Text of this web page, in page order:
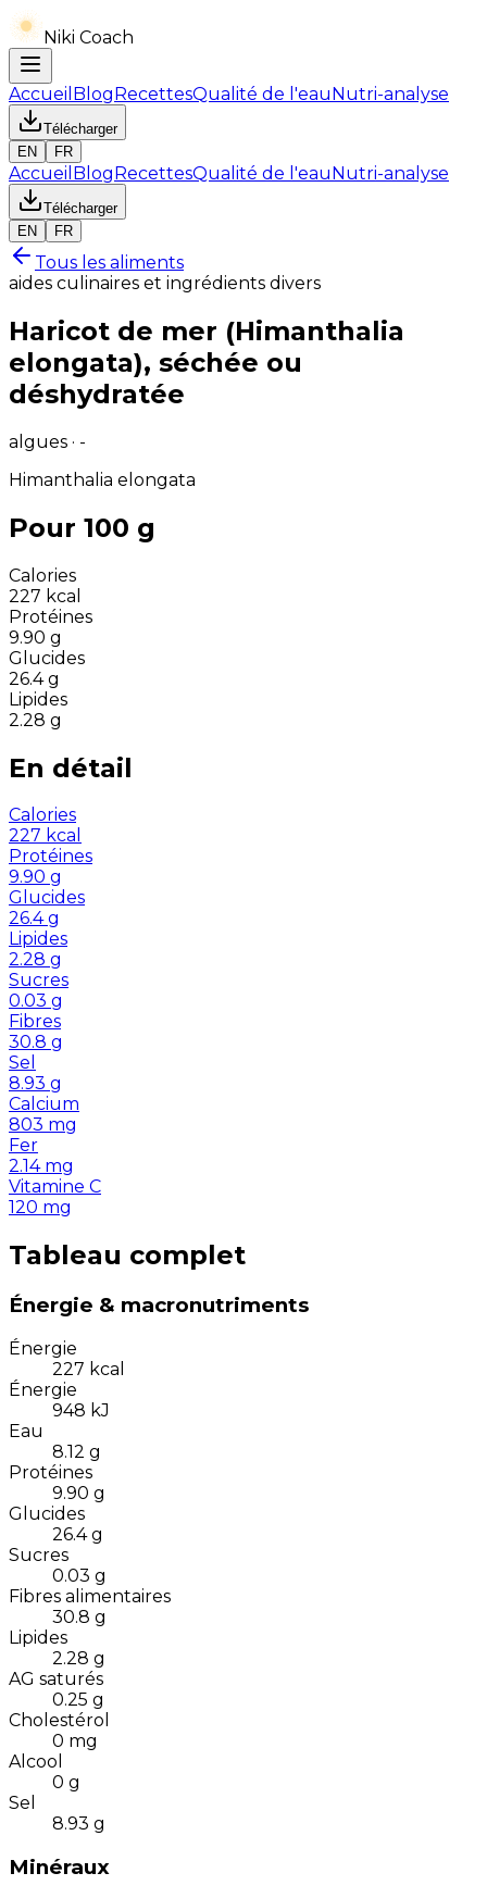
Niki Coach
Accueil BlogRecettesQualité de l'eauNutri-analyse
Télécharger
EN
FR
Accueil BlogRecettesQualité de l'eauNutri-analyse
Télécharger
EN
FR
Tous les aliments
aides culinaires et ingrédients divers
Haricot de mer (Himanthalia
elongata), séchée ou
déshydratée
algues · -
Himanthalia elongata
Pour 100 g
Calories
227 kcal
Protéines
9.90 g
Glucides
26.4 g
Lipides
2.28 g
En détail
Calories
227 kcal
Protéines
9.90 g
Glucides
26.4 g
Lipides
2.28 g
Sucres
0.03 g
Fibres
30.8 g
Sel
8.93 g
Calcium
803 mg
Fer
2.14 mg
Vitamine C
120 mg
Tableau complet
Énergie & macronutriments
Énergie
227 kcal
Énergie
948 kJ
Eau
8.12 g
Protéines
9.90 g
Glucides
26.4 g
Sucres
0.03 g
Fibres alimentaires
30.8 g
Lipides
2.28 g
AG saturés
0.25 g
Cholestérol
0 mg
Alcool
0 g
Sel
8.93 g
Minéraux